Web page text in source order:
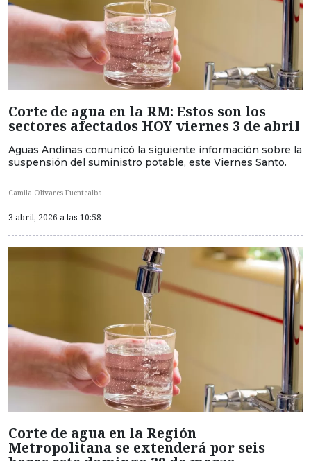
Corte de agua en la RM: Estos son los
sectores afectados HOY viernes 3 de abril
Aguas Andinas comunicó la siguiente información sobre la
suspensión del suministro potable, este Viernes Santo.
Camila Olivares Fuentealba
3 abril, 2026 a las 10:58
Corte de agua en la Región
Metropolitana se extenderá por seis